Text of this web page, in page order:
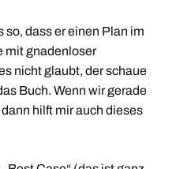
so, dass er einen Plan im
mit gnadenloser
nicht glaubt, der schaue
Buch. Wenn wir gerade
hilft mir auch dieses